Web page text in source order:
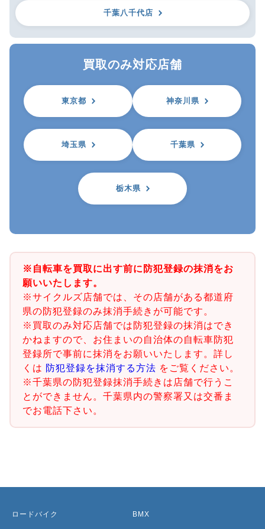
千葉八千代店
買取のみ対応店舗
東京都 神奈川県
埼玉県 千葉県
栃木県
※自転車を買取に出す前に防犯登録の抹消をお
願いいたします。
※サイクルズ店舗では、その店舗がある都道府
県の防犯登録のみ抹消手続きが可能です。
※買取のみ対応店舗では防犯登録の抹消はでき
かねますので、お住まいの自治体の自転車防犯
登録所で事前に抹消をお願いいたします。詳し
くは 防犯登録を抹消する方法 をご覧ください。
※千葉県の防犯登録抹消手続きは店舗で行うこ
とができません。千葉県内の警察署又は交番ま
でお電話下さい。
ロードバイク BMX